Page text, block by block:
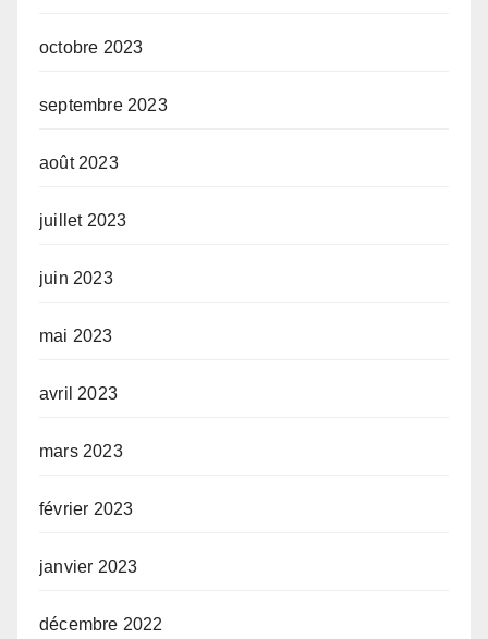
octobre 2023
septembre 2023
août 2023
juillet 2023
juin 2023
mai 2023
avril 2023
mars 2023
février 2023
janvier 2023
décembre 2022